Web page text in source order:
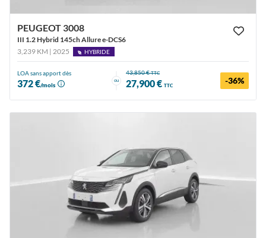
PEUGEOT 3008
III 1.2 Hybrid 145ch Allure e-DCS6
3,239 KM | 2025
HYBRIDE
LOA sans apport dès
372 €/mois
ou
43,850 €TTC
27,900 € TTC -36%